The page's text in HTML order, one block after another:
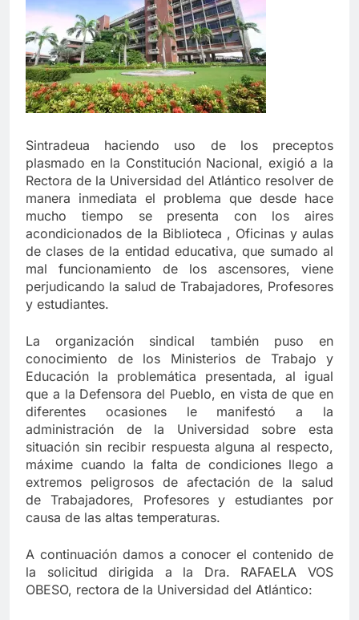
Cuando la lealtad se pone a prueba:
reflexiones sobre coherencia y unidad
institucional
12 Meses Atrás
Pacto por la Excelencia: la Universidad
12 Meses Atrás
🎉 Hoy celebramos la vida de un
grande: Luis Carlos “El Pocho”
Rodríguez 🎉
1 Año Atrás
1 Año Atrás
Sintradeua haciendo uso de los preceptos
plasmado en la Constitución Nacional, exigió a la
Rectora de la Universidad del Atlántico resolver de
manera inmediata el problema que desde hace
mucho tiempo se presenta con los aires
acondicionados de la Biblioteca , Oficinas y aulas
de clases de la entidad educativa, que sumado al
mal funcionamiento de los ascensores, viene
perjudicando la salud de Trabajadores, Profesores
y estudiantes.
La organización sindical también puso en
conocimiento de los Ministerios de Trabajo y
Educación la problemática presentada, al igual
que a la Defensora del Pueblo, en vista de que en
diferentes ocasiones le manifestó a la
administración de la Universidad sobre esta
situación sin recibir respuesta alguna al respecto,
máxime cuando la falta de condiciones llego a
extremos peligrosos de afectación de la salud
de Trabajadores, Profesores y estudiantes por
causa de las altas temperaturas.
A continuación damos a conocer el contenido de
la solicitud dirigida a la Dra. RAFAELA VOS
OBESO, rectora de la Universidad del Atlántico: